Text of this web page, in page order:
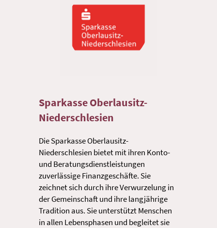
Sparkasse Oberlausitz-
Niederschlesien
Die Sparkasse Oberlausitz-
Niederschlesien bietet mit ihren Konto-
und Beratungsdienstleistungen
zuverlässige Finanzgeschäfte. Sie
zeichnet sich durch ihre Verwurzelung in
der Gemeinschaft und ihre langjährige
Tradition aus. Sie unterstützt Menschen
in allen Lebensphasen und begleitet sie